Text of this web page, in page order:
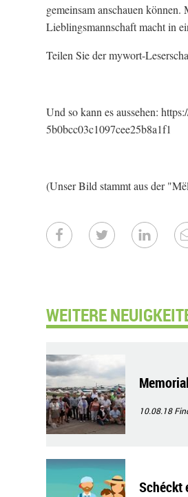
gemeinsam anschauen
Lieblingsmannschaft macht in
Teilen Sie der mywort-
Und so kann es aussehen:
5b0bcc03c1097cee25b8a1f1
(Unser Bild stammt aus der
WEITERE
10.08.18
Schéckt